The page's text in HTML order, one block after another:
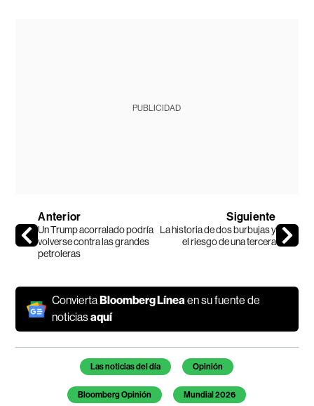
PUBLICIDAD
Anterior
Un Trump acorralado podría
volverse contra las grandes
petroleras
Siguiente
La historia de dos burbujas y
el riesgo de una tercera
Convierta Bloomberg Líneaen su fuente de
noticiasaquí
Temas de este artículo
Las noticias del día Opinión
Bloomberg Opinión Mundial 2026